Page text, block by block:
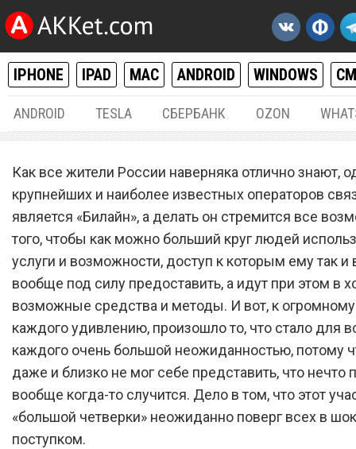
IPHONE IPAD MAC ANDROID WINDOWS
ANDROID TESLA СБЕРБАНК OZON
Сотовый оператор
поверг всех в шок
поступком
Как все жители России наверняка отлично знают,
крупнейших и наиболее известных операторов
является «Билайн», а делать он стремится все
того, чтобы как можно больший круг людей
услуги и возможности, доступ к которым ему так и
вообще под силу предоставить, а идут при этом в
возможные средства и методы. И вот, к
каждого удивлению, произошло то, что стало для
каждого очень большой неожиданностью, потому
даже и близко не мог себе представить, что нечто
вообще когда-то случится. Дело в том, что этот
«большой четверки» неожиданно поверг всех в
поступком.